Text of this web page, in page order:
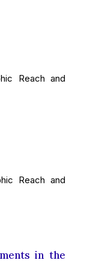
and
and
in the